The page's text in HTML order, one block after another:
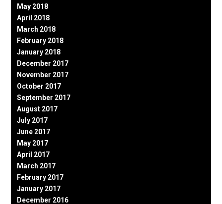
May 2018
April 2018
March 2018
February 2018
January 2018
December 2017
November 2017
October 2017
September 2017
August 2017
July 2017
June 2017
May 2017
April 2017
March 2017
February 2017
January 2017
December 2016